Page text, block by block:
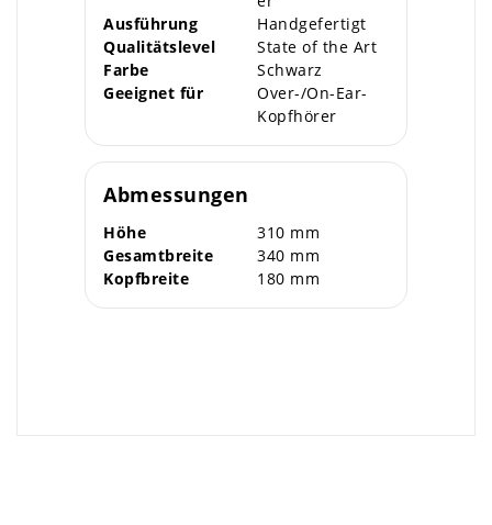
Ausführung
Handgefertigt
Qualitätslevel
State of the Art
Farbe
Schwarz
Geeignet für
Over-/On-Ear-
Kopfhörer
Abmessungen
Höhe
310 mm
Gesamtbreite
340 mm
Kopfbreite
180 mm